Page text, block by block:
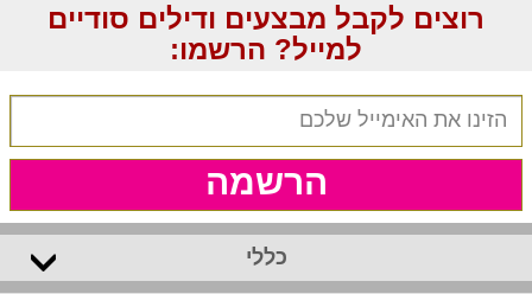
רוצים לקבל מבצעים ודילים סודיים
למייל? הרשמו:
הרשמה
כללי